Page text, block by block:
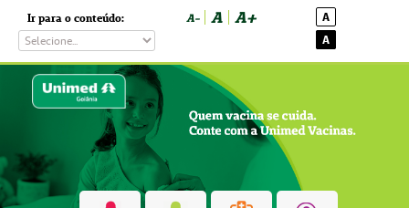
Ir para o conteúdo: A- A A+
A
A